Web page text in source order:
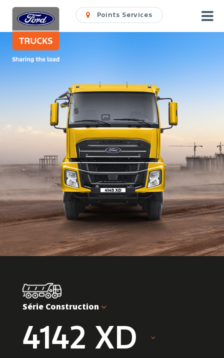
Points Services
Série Construction
4142 XD